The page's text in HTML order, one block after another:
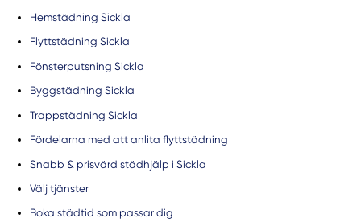
Hemstädning Sickla
Flyttstädning Sickla
Fönsterputsning Sickla
Byggstädning Sickla
Trappstädning Sickla
Fördelarna med att anlita flyttstädning
Snabb & prisvärd städhjälp i Sickla
Välj tjänster
Boka städtid som passar dig